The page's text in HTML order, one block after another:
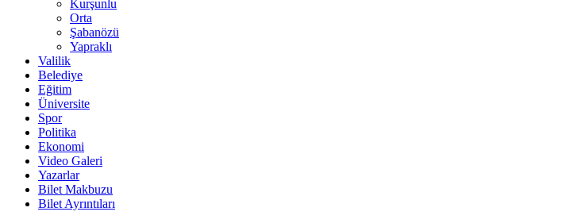
Kurşunlu
Orta
Şabanözü
Yapraklı
Valilik
Belediye
Eğitim
Üniversite
Spor
Politika
Ekonomi
Video Galeri
Yazarlar
Bilet Makbuzu
Bilet Ayrıntıları